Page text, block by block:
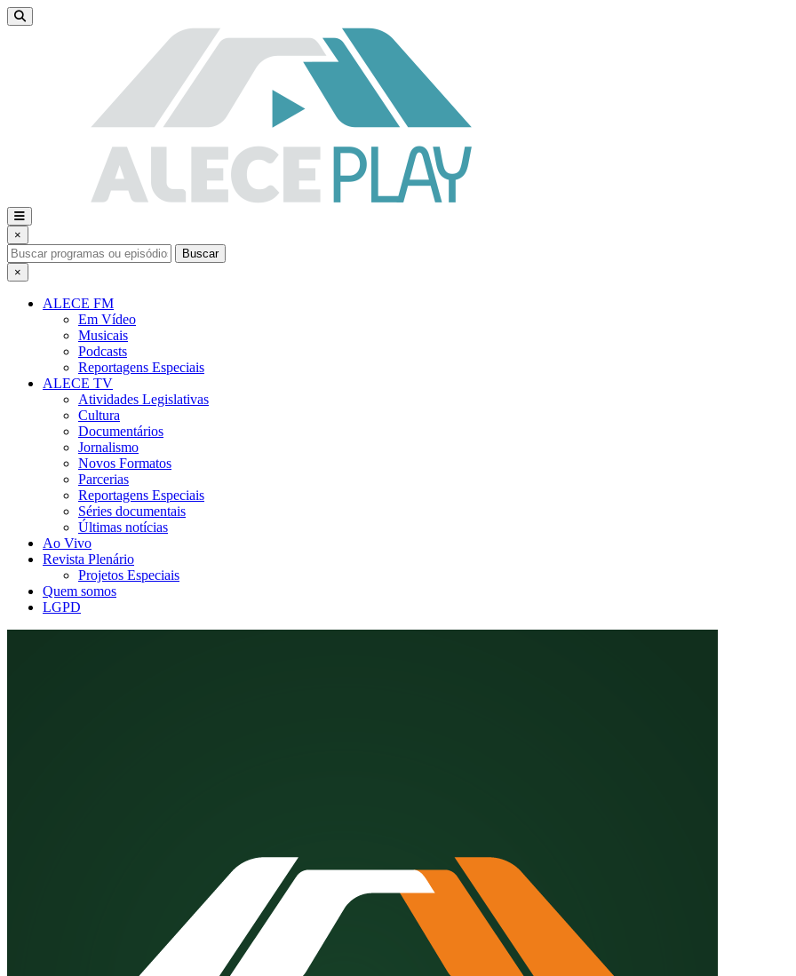
×
Buscar
×
ALECE FM
Em Vídeo
Musicais
Podcasts
Reportagens Especiais
ALECE TV
Atividades Legislativas
Cultura
Documentários
Jornalismo
Novos Formatos
Parcerias
Reportagens Especiais
Séries documentais
Últimas notícias
Ao Vivo
Revista Plenário
Projetos Especiais
Quem somos
LGPD